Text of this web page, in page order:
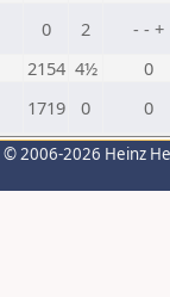
0 2
- - +
2154 4½
0
1719 0 0
© 2006-2026 Heinz